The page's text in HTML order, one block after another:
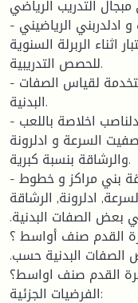
التدريب الرياضي.
- تعد ىده الدراسة دعوة ضمنية لإلطارات و ادلدربني الرياضيني
اثناء الربرلة السنوية
للحصص التدريبية.
- التعرف على أىم االختبارات ادلستخدمة لقياس الصفات
البدنية.
- هتدف ىده الدراسة اىل معرفة اي ادلناصب اخلاصة باللعب
السرعة و ادلرونة
والرشاقة بنسبة كبرية.
- هتدف ىده الدراسة اىل معرفة العالقة بني مراكز و خطوط
ادلرونة, الرشاقة(.
.مشكلة الدراسة: هل توجد فروق في بعض الصفات البدنية
القدم صنف أواسط ؟
.الفرضية العامة: توجد فروق في بعض الصفات البدنية حسب
القدم صنف اواسط؟
الفرضيات الجزئية: